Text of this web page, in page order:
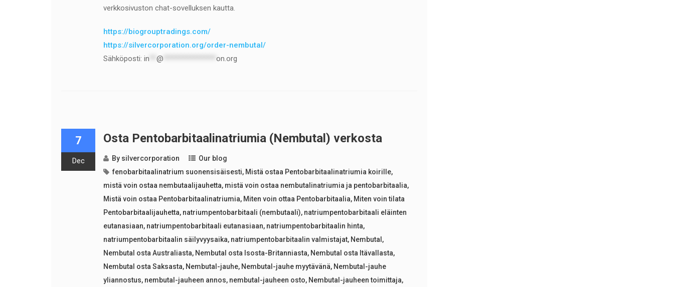
verkkosivuston chat-sovelluksen kautta.
https://biogrouptradings.com/
https://silvercorporation.org/order-nembutal/
Sähköposti:in **@ ***************on.org
7
Dec
Osta Pentobarbitaalinatriumia (Nembutal) verkosta
By silvercorporation
Our blog
fenobarbitaalinatrium suonensisäisesti, Mistä ostaa Pentobarbitaalinatriumia koirille,
mistä voin ostaa nembutaalijauhetta, mistä voin ostaa nembutalinatriumia ja pentobarbitaalia,
Mistä voin ostaa Pentobarbitaalinatriumia, Miten voin ottaa Pentobarbitaalia, Miten voin tilata
Pentobarbitaalijauhetta, natriumpentobarbitaali (nembutaali), natriumpentobarbitaali eläinten
eutanasiaan, natriumpentobarbitaali eutanasiaan, natriumpentobarbitaalin hinta,
natriumpentobarbitaalin säilyvyysaika, natriumpentobarbitaalin valmistajat, Nembutal ,
Nembutal osta Australiasta, Nembutal osta Isosta-Britanniasta, Nembutal osta Itävallasta,
Nembutal osta Saksasta, Nembutal-jauhe, Nembutal-jauhe myytävänä, Nembutal-jauhe
yliannostus, nembutal-jauheen annos, nembutal-jauheen osto, Nembutal-jauheen toimittaja,